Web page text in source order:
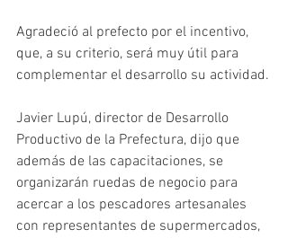
Agradeció al prefecto por el incentivo,
que, a su criterio, será muy útil para
complementar el desarrollo su actividad.
Javier Lupú, director de Desarrollo
Productivo de la Prefectura, dijo que
además de las capacitaciones, se
organizarán ruedas de negocio para
acercar a los pescadores artesanales
con representantes de supermercados,